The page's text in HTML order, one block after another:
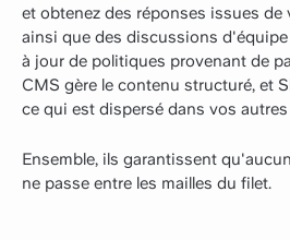
et obtenez des réponses issues de
ainsi que des discussions
à jour de politiques provenant de
CMS gère le contenu structuré, et
ce qui est dispersé dans vos
Ensemble, ils garantissent
ne passe entre les mailles du filet.